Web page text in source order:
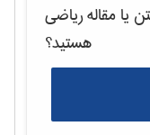
یا مقالهرياضی
هستید؟